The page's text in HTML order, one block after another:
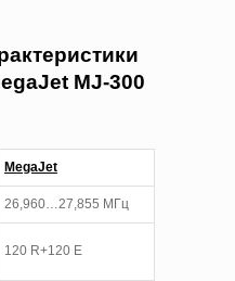
MJ-300
MegaJet
26,960…27,855 МГц
120 R+120 E